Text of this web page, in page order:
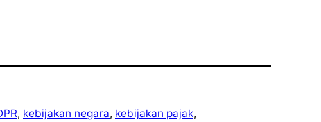
, kebijakan negara, kebijakan pajak